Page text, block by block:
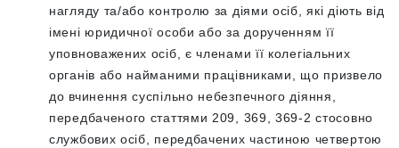
нагляду та/або контролю за діями осіб, які діють від
імені юридичної особи або за дорученням її
уповноважених осіб, є членами її колегіальних
органів або найманими працівниками, що призвело
до вчинення суспільно небезпечного діяння,
передбаченого статтями 209, 369, 369-2 стосовно
службових осіб, передбачених частиною четвертою